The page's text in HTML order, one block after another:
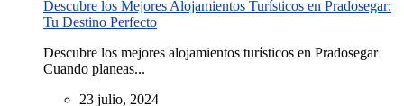
Descubre los Mejores Alojamientos Turísticos en Pradosegar:
Tu Destino Perfecto
Descubre los mejores alojamientos turísticos en Pradosegar
Cuando planeas...
23 julio, 2024